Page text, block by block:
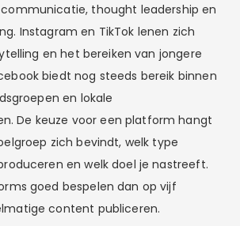
communicatie, thought leadership en
Instagram en TikTok lenen zich
en het bereiken van jongere
biedt nog steeds bereik binnen
en lokale
De keuze voor een platform hangt
zich bevindt, welk type
en welk doel je nastreeft.
goed bespelen dan op vijf
content publiceren.